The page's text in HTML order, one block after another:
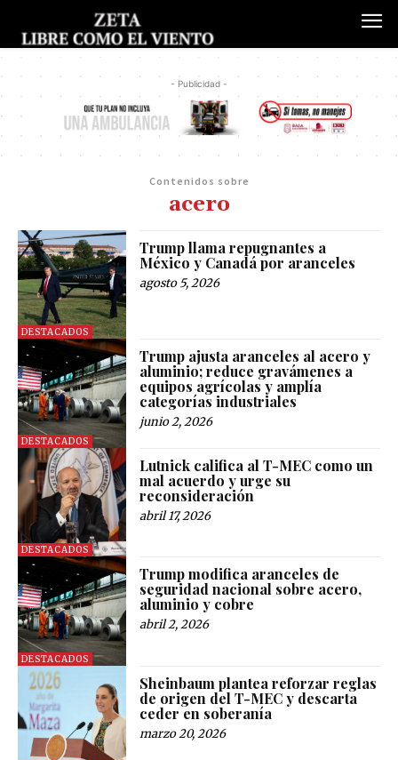
- Publicidad -
Contenidos sobre
acero
DESTACADOS
Trump llama repugnantes a
México y Canadá por aranceles
agosto 5, 2026
DESTACADOS
Trump ajusta aranceles al acero y
aluminio; reduce gravámenes a
equipos agrícolas y amplía
categorías industriales
junio 2, 2026
DESTACADOS
Lutnick califica al T-MEC como un
mal acuerdo y urge su
reconsideración
abril 17, 2026
DESTACADOS
Trump modifica aranceles de
seguridad nacional sobre acero,
aluminio y cobre
abril 2, 2026
Sheinbaum plantea reforzar reglas
de origen del T-MEC y descarta
ceder en soberanía
marzo 20, 2026